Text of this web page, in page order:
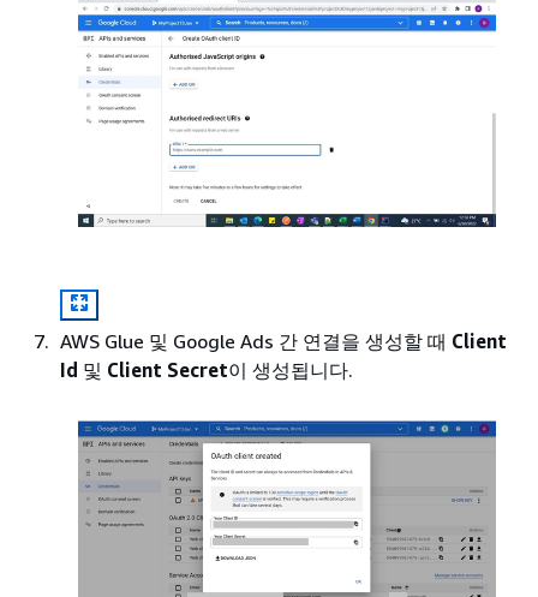
AWS Glue 및 Google Ads 간 연결을 생성할 때 Client
Id 및 Client Secret이 생성됩니다.